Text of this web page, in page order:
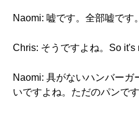
Naomi: 嘘です。全部嘘です。
Chris: そうですよね。So it's
Naomi: 具がないハンバーガ
いですよね。ただのパンです